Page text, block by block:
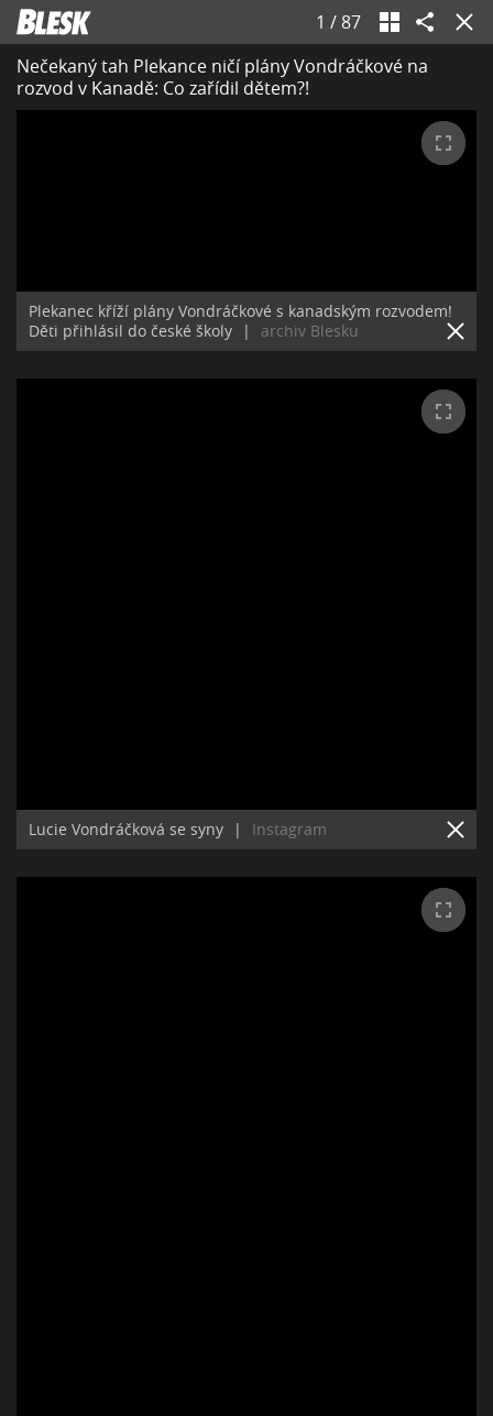
1 / 87
Nečekaný tah Plekance ničí plány Vondráčkové na
rozvod v Kanadě: Co zařídil dětem?!
Plekanec kříží plány Vondráčkové s kanadským rozvodem!
Děti přihlásil do české školy
| archiv Blesku
Lucie Vondráčková se syny | Instagram